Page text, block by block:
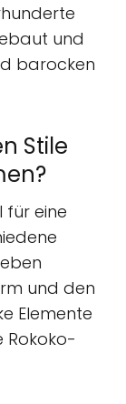
und
barocken
Stile
für eine
und den
Elemente
Rokoko-